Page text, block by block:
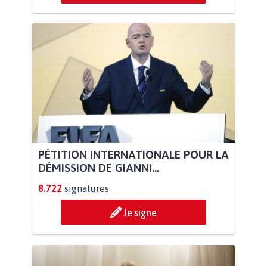
PÉTITION INTERNATIONALE POUR LA
DÉMISSION DE GIANNI...
8.722 signatures
Je signe